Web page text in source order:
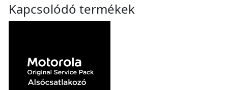
Kapcsolódó termékek